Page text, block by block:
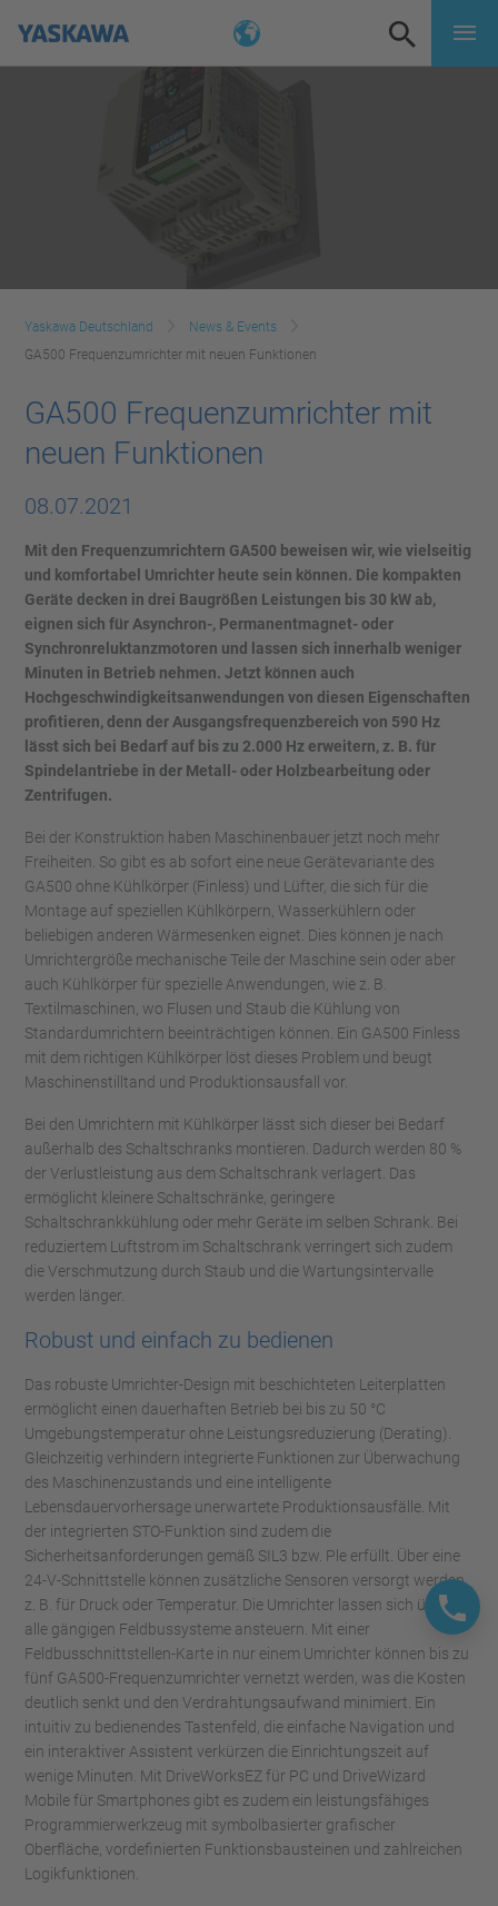
Yaskawa Deutschland
News & Events
GA500 Frequenzumrichter mit neuen Funktionen
GA500 Frequenzumrichter mit
neuen Funktionen
08.07.2021
Mit den Frequenzumrichtern GA500 beweisen wir, wie vielseitig
und komfortabel Umrichter heute sein können. Die kompakten
Geräte decken in drei Baugrößen Leistungen bis 30 kW ab,
eignen sich für Asynchron-, Permanentmagnet- oder
Synchronreluktanzmotoren und lassen sich innerhalb weniger
Minuten in Betrieb nehmen. Jetzt können auch
Hochgeschwindigkeitsanwendungen von diesen Eigenschaften
profitieren, denn der Ausgangsfrequenzbereich von 590 Hz
lässt sich bei Bedarf auf bis zu 2.000 Hz erweitern, z. B. für
Spindelantriebe in der Metall- oder Holzbearbeitung oder
Zentrifugen.
Bei der Konstruktion haben Maschinenbauer jetzt noch mehr
Freiheiten. So gibt es ab sofort eine neue Gerätevariante des
GA500 ohne Kühlkörper (Finless) und Lüfter, die sich für die
Montage auf speziellen Kühlkörpern, Wasserkühlern oder
beliebigen anderen Wärmesenken eignet. Dies können je nach
Umrichtergröße mechanische Teile der Maschine sein oder aber
auch Kühlkörper für spezielle Anwendungen, wie z. B.
Textilmaschinen, wo Flusen und Staub die Kühlung von
Standardumrichtern beeinträchtigen können. Ein GA500 Finless
mit dem richtigen Kühlkörper löst dieses Problem und beugt
Maschinenstilltand und Produktionsausfall vor.
Bei den Umrichtern mit Kühlkörper lässt sich dieser bei Bedarf
außerhalb des Schaltschranks montieren. Dadurch werden 80 %
der Verlustleistung aus dem Schaltschrank verlagert. Das
ermöglicht kleinere Schaltschränke, geringere
Schaltschrankkühlung oder mehr Geräte im selben Schrank. Bei
reduziertem Luftstrom im Schaltschrank verringert sich zudem
die Verschmutzung durch Staub und die Wartungsintervalle
werden länger.
Robust und einfach zu bedienen
Das robuste Umrichter-Design mit beschichteten Leiterplatten
ermöglicht einen dauerhaften Betrieb bei bis zu 50 °C
Umgebungstemperatur ohne Leistungsreduzierung (Derating).
Gleichzeitig verhindern integrierte Funktionen zur Überwachung
des Maschinenzustands und eine intelligente
Lebensdauervorhersage unerwartete Produktionsausfälle. Mit
der integrierten STO-Funktion sind zudem die
Sicherheitsanforderungen gemäß SIL3 bzw. Ple erfüllt. Über eine
24-V-Schnittstelle können zusätzliche Sensoren versorgt werden,
z. B. für Druck oder Temperatur. Die Umrichter lassen sich über
alle gängigen Feldbussysteme ansteuern. Mit einer
Feldbusschnittstellen-Karte in nur einem Umrichter können bis zu
fünf GA500-Frequenzumrichter vernetzt werden, was die Kosten
deutlich senkt und den Verdrahtungsaufwand minimiert. Ein
intuitiv zu bedienendes Tastenfeld, die einfache Navigation und
ein interaktiver Assistent verkürzen die Einrichtungszeit auf
wenige Minuten. Mit DriveWorksEZ für PC und DriveWizard
Mobile für Smartphones gibt es zudem ein leistungsfähiges
Programmierwerkzeug mit symbolbasierter grafischer
Oberfläche, vordefinierten Funktionsbausteinen und zahlreichen
Logikfunktionen.